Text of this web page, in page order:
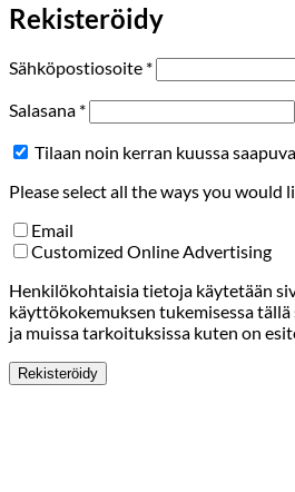
Rekisteröidy
Sähköpostiosoite *Vaaditaan
Salasana *Vaaditaan
Tilaan noin kerran kuussa
Please select all the ways you would
Email
Customized Online Advertising
Henkilökohtaisia tietoja käytetään
käyttökokemuksen tukemisessa
ja muissa tarkoituksissa kuten on
Rekisteröidy